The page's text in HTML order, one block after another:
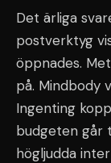
Det ärliga
postverktyg
öppnades.
på. Mindbody
Ingenting
budgeten går
högljudda